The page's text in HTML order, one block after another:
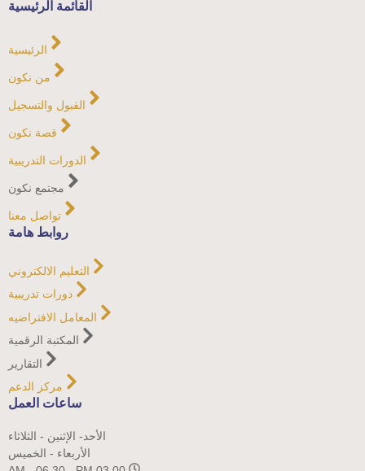
القائمة الرئيسية
الرئيسية
من نكون
القبول والتسجيل
قصة نكون
الدورات التدريبية
مجتمع نكون
تواصل معنا
روابط هامة
التعليم الالكتروني
دورات تدريبية
المعامل الافتراضيه
المكتبة الرقمية
التقارير
مركز الدعم
ساعات العمل
الأحد- الإثنين - الثلاثاء
الأربعاء - الخميس